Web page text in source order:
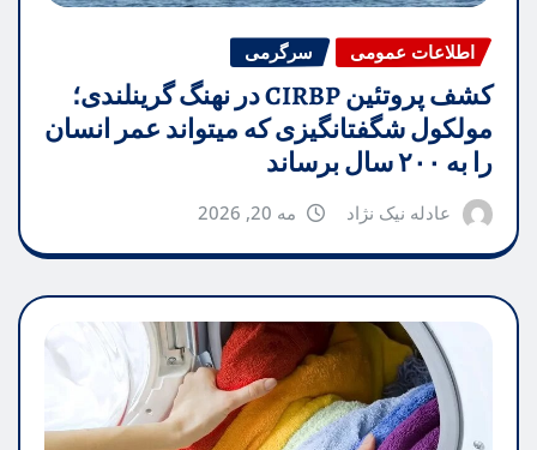
اطلاعات عمومی سرگرمی
کشف پروتئین CIRBP در نهنگ گرینلندی؛
مولکول شگفتانگیزی که میتواند عمر انسان
را به ۲۰۰ سال برساند
عادله نیک نژاد مه 20, 2026